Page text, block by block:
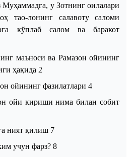
Муҳаммадга, у Зотнинг оилалари
тао-лонинг салавоту
саломи
кўплаб салом ва баракот
маъноси ва Рамазон ойининг
ҳақида 2
ойининг фазилатлари 4
ойи кириши нима билан собит
ният қилиш 7
учун фарз? 8